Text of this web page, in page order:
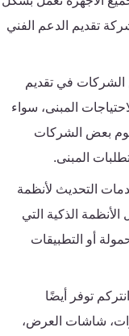
تقديم الدعم الفني
في تقديم
المبنى، سواء
بعض الشركات
المبنى.
التحديث لأنظمة
الذكية التي
أو التطبيقات
توفر أيضًا
شاشات العرض،